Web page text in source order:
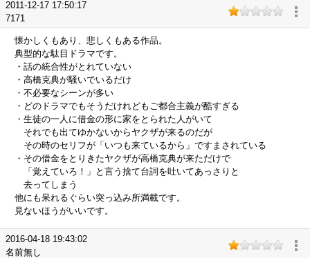
2011-12-17 17:50:17
7171
懐かしくもあり、悲しくもある作品。
典型的な駄目ドラマです。
・話の統合性がとれていない
・高橋克典が騒いでいるだけ
・不必要なシーンが多い
・どのドラマでもそうだけれどもご都合主義が酷すぎる
・生徒の一人に借金の形に家をとられた人がいて
それでも出てゆかないからヤクザが来るのだが
その時のセリフが「いつも来ているから」ですまされている
・その借金をとりきたヤクザが高橋克典が来ただけで
「覚えていろ！」と言う捨て台詞を吐いてあっさりと
去ってしまう
他にも呆れるぐらい突っ込み所満載です。
見ないほうがいいです。
2016-04-18 19:43:02
名前無し